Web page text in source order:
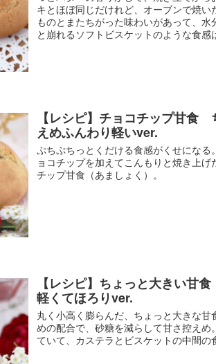
キとほぼ同じだけれど、オーブンで焼い
ものとまたちがった味わいがあって、
と崩れるソフトビスケットのような食感
【レシピ】チョコチップ甘食
えめふんわり軽いver.
ぷちぷちっとくだける食感がくせにな
ョコチップを加えてこんもりと焼き上
チップ甘食（あましょく）。
【レシピ】ちょっと大きい甘
軽くてほろりver.
丸く小高く膨らんだ、ちょっと大きな
めの配合で、砂糖を減らして甘さ控えめ
ていて、カステラとビスケットの中間の